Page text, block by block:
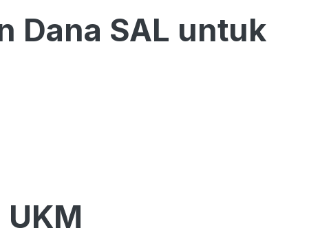
Dana SAL untuk
UKM